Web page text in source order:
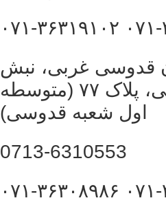
۰۷۱-۳۶۳۱۹۱۰۲
قدوسی غربی، نبش
محلاتی شمالی، پلاک ۷۷ (متوسطه
اول شعبه قدوسی)
0713-6310553
۰۷۱-۳۶۳۰۸۹۸۶